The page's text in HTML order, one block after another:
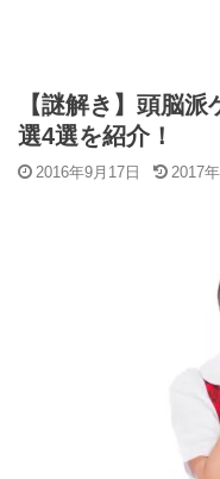
【謎解き】頭脳
選4選を紹介！
2016年9月17日 2017